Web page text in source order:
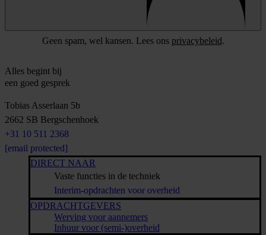
Geen spam, wel kansen. Lees ons privacybeleid.
Alles begint bij
een goed gesprek
Tobias Asserlaan 5b
2662 SB Bergschenhoek
+31 10 511 2368
[email protected]
DIRECT NAAR
Vaste functies in de techniek
Interim-opdrachten voor overheid
OPDRACHTGEVERS
Werving voor aannemers
Inhuur voor (semi-)overheid